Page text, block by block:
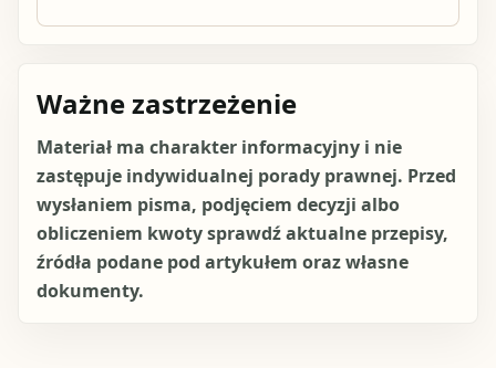
Ważne zastrzeżenie
Materiał ma charakter informacyjny i nie
zastępuje indywidualnej porady prawnej. Przed
wysłaniem pisma, podjęciem decyzji albo
obliczeniem kwoty sprawdź aktualne przepisy,
źródła podane pod artykułem oraz własne
dokumenty.